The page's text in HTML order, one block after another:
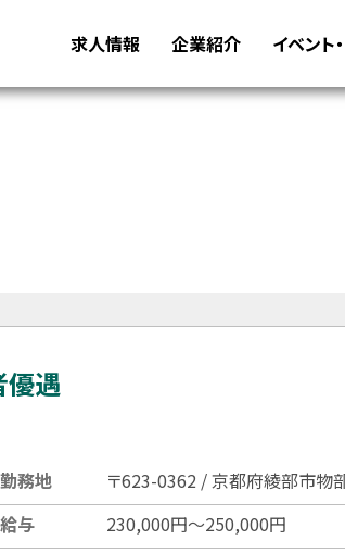
求人情報 企業紹介 イベント
遇
勤務地
〒623-0362 / 京都府綾部市物
給与
230,000円～250,000円